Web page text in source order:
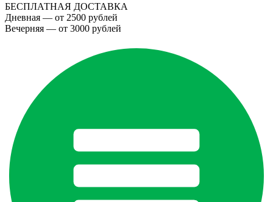
БЕСПЛАТНАЯ ДОСТАВКА
Дневная — от 2500 рублей
Вечерняя — от 3000 рублей